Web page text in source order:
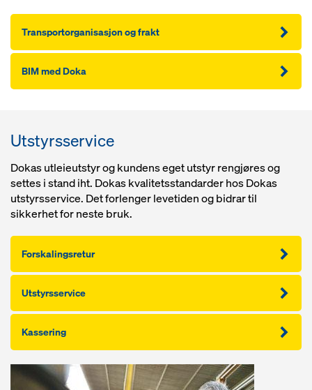
Transportorganisasjon og frakt
BIM med Doka
Utstyrsservice
Dokas utleieutstyr og kundens eget utstyr rengjøres og
settes i stand iht. Dokas kvalitetsstandarder hos Dokas
utstyrsservice. Det forlenger levetiden og bidrar til
sikkerhet for neste bruk.
Forskalingsretur
Utstyrsservice
Kassering